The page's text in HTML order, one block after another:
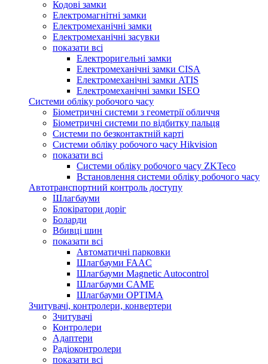
Кодові замки
Електромагнітні замки
Електромеханічні замки
Електромеханічні засувки
показати всі
Електроригельні замки
Електромеханічні замки CISA
Електромеханічні замки ATIS
Електромеханічні замки ISEO
Системи обліку робочого часу
Біометричні системи з геометрії обличчя
Біометричні системи по відбитку пальця
Системи по безконтактній карті
Системи обліку робочого часу Hikvision
показати всі
Системи обліку робочого часу ZKTeco
Встановлення системи обліку робочого часу
Автотранспортний контроль доступу
Шлагбауми
Блокіратори доріг
Боларди
Вбивці шин
показати всі
Автоматичні парковки
Шлагбауми FAAC
Шлагбауми Magnetic Autocontrol
Шлагбауми CAME
Шлагбауми OPTIMA
Зчитувачі, контролери, конвертери
Зчитувачі
Контролери
Адаптери
Радіоконтролери
показати всі